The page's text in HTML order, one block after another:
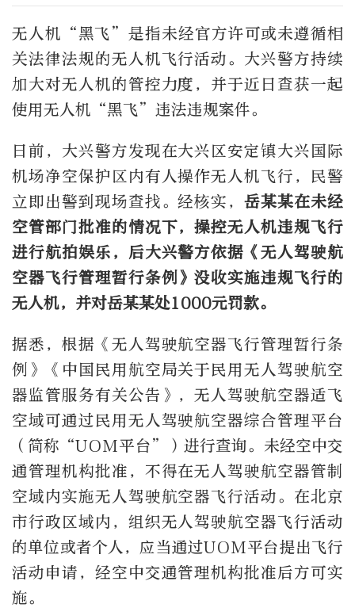
无人机 “黑飞 ” 是指未经官方许可或未遵循相
关法律法规的无人机飞行活动。大兴警方持续
加大对无人机的管控力度，并于近日查获一起
使用无人机 “黑飞” 违法违规案件。
日前， 大兴警方发现在大兴区安定镇大兴国际
机场净空保护区内有人操作无人机飞行，民警
立即出警到现场查找。经核实，岳某某在未经
空管部门批准的情况下，操控无人机违规飞行
进行航拍娱乐，后大兴警方依据《无人驾驶航
空器飞行管理暂行条例》没收实施违规飞行的
无人机，并对岳某某处1000元罚款。
据悉，根据《无人驾驶航空器飞行管理暂行条
例》《中国民用航空局关于民用无人驾驶航空
器监管服务有关公告》，无人驾驶航空器适飞
空域可通过民用无人驾驶航空器综合管理平台
（简称 “UOM平台”
）进行查询。未经空中交
通管理机构批准，不得在无人驾驶航空器管制
空域内实施无人驾驶航空器飞行活动。在北京
市行政区域内，组织无人驾驶航空器飞行活动
的单位或者个人，应当通过UOM平台提出飞行
活动申请，经空中交通管理机构批准后方可实
施。